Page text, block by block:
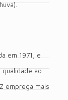
em 1971, e
ao
emprega mais